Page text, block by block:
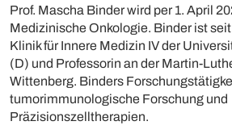
Prof. Mascha Binder wird per 1. April
Medizinische Onkologie. Binder ist
Klinik für Innere Medizin IV der
(D) und Professorin an der Martin-
Wittenberg. Binders
tumorimmunologische Forschung und
Präzisionszelltherapien.